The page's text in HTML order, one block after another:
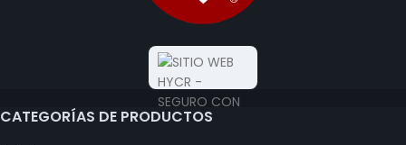
CATEGORÍAS DE PRODUCTOS